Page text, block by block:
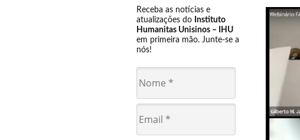
Receba as notícias e
atualizações do Instituto
Humanitas Unisinos – IHU
em primeira mão. Junte-se a
nós!